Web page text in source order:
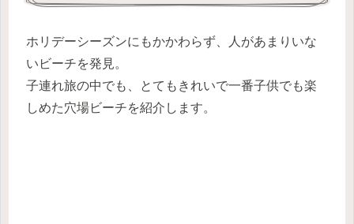
ホリデーシーズンにもかかわらず、人があまりいな
いビーチを発見。
子連れ旅の中でも、とてもきれいで一番子供でも楽
しめた穴場ビーチを紹介します。